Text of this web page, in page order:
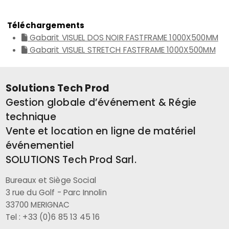
Téléchargements
Gabarit VISUEL DOS NOIR FASTFRAME 1000X500MM
Gabarit VISUEL STRETCH FASTFRAME 1000X500MM
Solutions Tech Prod
Gestion globale d’événement & Régie
technique
Vente et location en ligne de matériel
événementiel
SOLUTIONS Tech Prod Sarl.
Bureaux et Siège Social
3 rue du Golf - Parc Innolin
33700 MERIGNAC
Tel : +33 (0)6 85 13 45 16